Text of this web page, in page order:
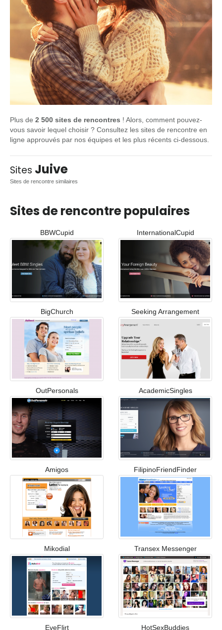
Plus de 2 500 sites de rencontres ! Alors, comment pouvez-
vous savoir lequel choisir ? Consultez les sites de rencontre en
ligne approuvés par nos équipes et les plus récents ci-dessous.
Sites Juive
Sites de rencontre similaires
Sites de rencontre populaires
BBWCupid InternationalCupid
BigChurch Seeking Arrangement
OutPersonals AcademicSingles
Amigos FilipinoFriendFinder
Mikodial Transex Messenger
EveFlirt HotSexBuddies